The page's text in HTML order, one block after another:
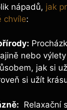
nápadů, jak
chvíle:
nebo
jak si
​si užít⁢
Relaxační